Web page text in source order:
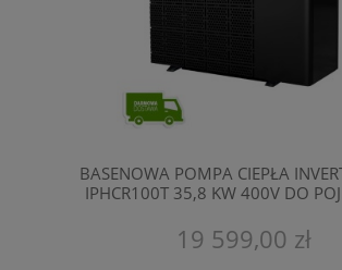
BASENOWA POMPA CIEPŁA
IPHCR100T 35,8 KW 400V DO
19 599,00 zł